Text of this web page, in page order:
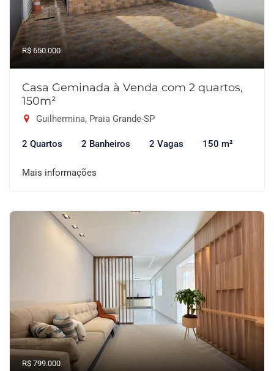
R$ 650.000
Casa Geminada à Venda com 2 quartos,
150m²
Guilhermina, Praia Grande-SP
2 Quartos 2 Banheiros 2 Vagas 150 m²
Mais informações
R$ 799.000